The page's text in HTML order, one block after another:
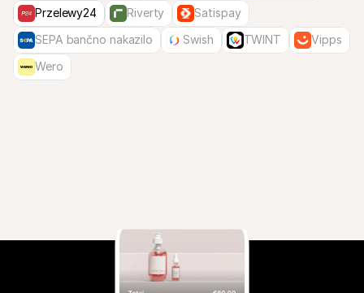
Przelewy24
Riverty
Satispay
SEPA bančno nakazilo
Swish TWINT
Vipps
Wero